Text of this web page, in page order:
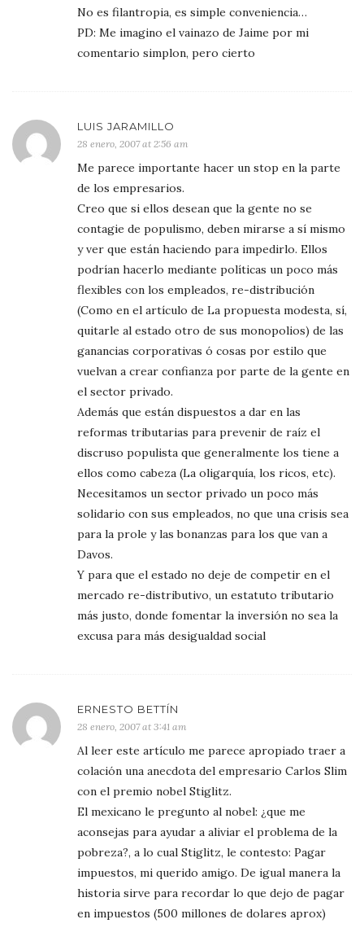
No es filantropia, es simple conveniencia…
PD: Me imagino el vainazo de Jaime por mi
comentario simplon, pero cierto
LUIS JARAMILLO
28 enero, 2007 at 2:56 am
Me parece importante hacer un stop en la parte
de los empresarios.
Creo que si ellos desean que la gente no se
contagie de populismo, deben mirarse a sí mismo
y ver que están haciendo para impedirlo. Ellos
podrían hacerlo mediante políticas un poco más
flexibles con los empleados, re-distribución
(Como en el artículo de La propuesta modesta, sí,
quitarle al estado otro de sus monopolios) de las
ganancias corporativas ó cosas por estilo que
vuelvan a crear confianza por parte de la gente en
el sector privado.
Además que están dispuestos a dar en las
reformas tributarias para prevenir de raíz el
discruso populista que generalmente los tiene a
ellos como cabeza (La oligarquía, los ricos, etc).
Necesitamos un sector privado un poco más
solidario con sus empleados, no que una crisis sea
para la prole y las bonanzas para los que van a
Davos.
Y para que el estado no deje de competir en el
mercado re-distributivo, un estatuto tributario
más justo, donde fomentar la inversión no sea la
excusa para más desigualdad social
ERNESTO BETTÍN
28 enero, 2007 at 3:41 am
Al leer este artículo me parece apropiado traer a
colación una anecdota del empresario Carlos Slim
con el premio nobel Stiglitz.
El mexicano le pregunto al nobel: ¿que me
aconsejas para ayudar a aliviar el problema de la
pobreza?, a lo cual Stiglitz, le contesto: Pagar
impuestos, mi querido amigo. De igual manera la
historia sirve para recordar lo que dejo de pagar
en impuestos (500 millones de dolares aprox)